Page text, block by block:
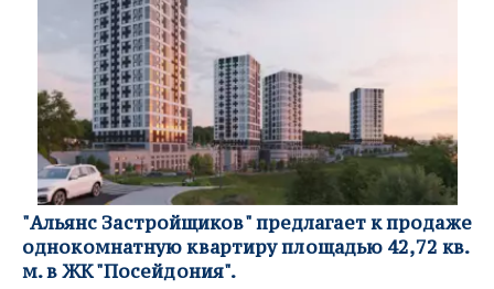
"Альянс Застройщиков" предлагает к продаже
однокомнатную квартиру площадью 42,72 кв.
м. в ЖК "Посейдония".